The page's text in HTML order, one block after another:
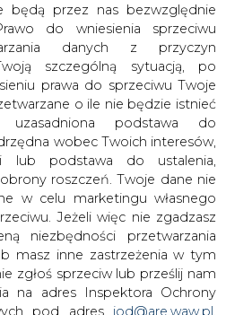
będą przez nas bezwzględnie
do wniesienia sprzeciwu
danych z przyczyn
szczególną sytuacją, po
prawa do sprzeciwu Twoje
o ile nie będzie istnieć
uzasadniona podstawa do
wobec Twoich interesów,
lub podstawa do ustalenia,
roszczeń. Twoje dane nie
w celu marketingu własnego
Jeżeli więc nie zgadzasz
niezbędności przetwarzania
masz inne zastrzeżenia w tym
zgłoś sprzeciw lub prześlij nam
na adres Inspektora Ochrony
pod adres iod@are.waw.pl
z seminarium "Rynki
organizowanego w
pod wspólnym
w procesie
ryzykiem nowych
#RYNEK
wsparcia narzędzi sztucznej inteligencji.
zgadza się na włączenie publikacji do
LLM.